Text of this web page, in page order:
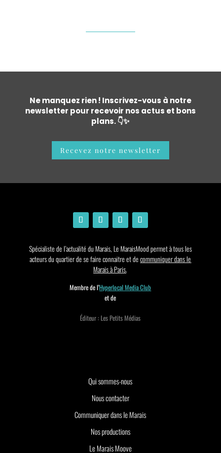
Ne manquez rien ! Inscrivez-vous à notre
newsletter pour recevoir nos actus et bons
plans. 👇✨
Recevez notre newsletter
Spécialiste de l’actualité du Marais, Le MaraisMood permet à tous les
acteurs du quartier de se faire connaitre et decommuniquer dans le
Marais à Paris.
Membre de l’Hyperlocal Media Club
et de
Éditeur : Les Petits Médias
Qui sommes-nous
Nous contacter
Communiquer dans le Marais
Nos productions
Le Marais Moove